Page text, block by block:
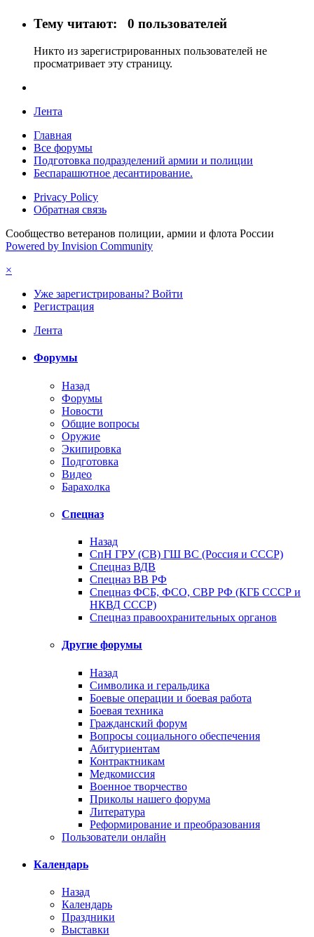
Тему читают: 0 пользователей
Никто из зарегистрированных пользователей не
просматривает эту страницу.
Лента
Главная
Все форумы
Подготовка подразделений армии и полиции
Беспарашютное десантирование.
Privacy Policy
Обратная связь
Сообщество ветеранов полиции, армии и флота России
Powered by Invision Community
×
Уже зарегистрированы? Войти
Регистрация
Лента
Форумы
Назад
Форумы
Новости
Общие вопросы
Оружие
Экипировка
Подготовка
Видео
Барахолка
Спецназ
Назад
СпН ГРУ (СВ) ГШ ВС (Россия и СССР)
Спецназ ВДВ
Спецназ ВВ РФ
Спецназ ФСБ, ФСО, СВР РФ (КГБ СССР и
НКВД СССР)
Спецназ правоохранительных органов
Другие форумы
Назад
Символика и геральдика
Боевые операции и боевая работа
Боевая техника
Гражданский форум
Вопросы социального обеспечения
Абитуриентам
Контрактникам
Медкомиссия
Военное творчество
Приколы нашего форума
Литература
Реформирование и преобразования
Пользователи онлайн
Календарь
Назад
Календарь
Праздники
Выставки